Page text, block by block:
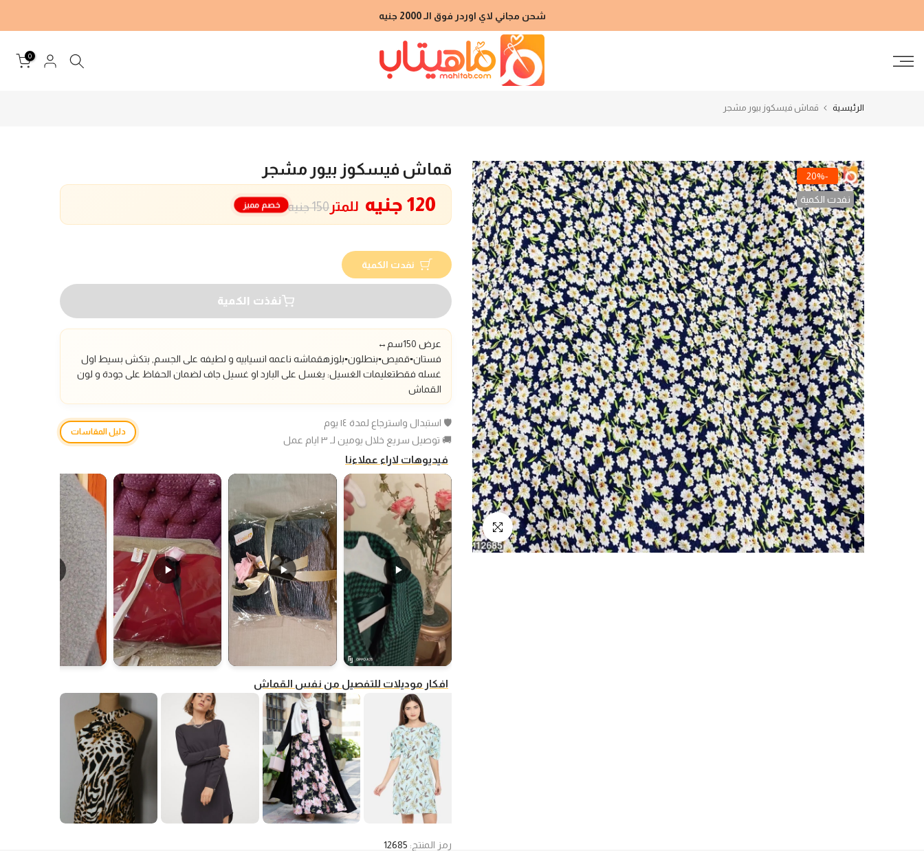
إلى
شحن مجاني لاي اوردر فوق الـ 2000 جنيه
0
الرئيسية قماش فيسكوز بيور مشجر
-20%
نفدت الكمية
انقر للتكبير
قماش فيسكوز بيور مشجر
150 جنيه 120 جنيه للمتر خصم مميز
نفدت الكمية
نفذت الكمية
عرض 150سم
↔️
فستان▪️قميص▪️بنطلون▪️بلوزهقماشه ناعمه انسيابيه و لطيفه على الجسم, بتكش بسيط اول
غسله فقطتعليمات الغسيل: يغسل على البارد او غسيل جاف لضمان الحفاظ على جودة و لون
القماش
🛡️ استبدال واسترجاع لمدة ١٤ يوم
🚚 توصيل سريع خلال يومين لـ ٣ ايام عمل
دليل المقاسات
فيديوهات لاراء عملاءنا
افكار موديلات للتفصيل من نفس القماش
رمز المنتج: 12685